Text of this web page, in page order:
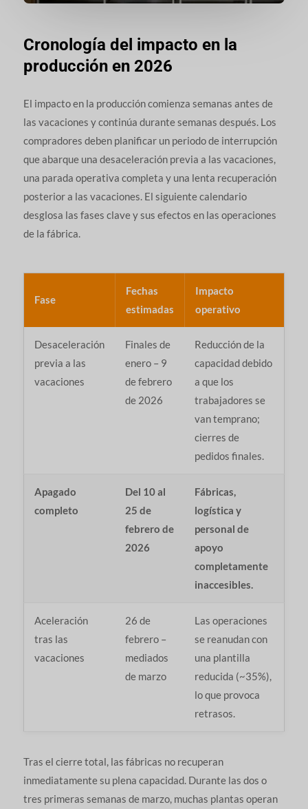
Cronología del impacto en la
producción en 2026
El impacto en la producción comienza semanas antes de
las vacaciones y continúa durante semanas después. Los
compradores deben planificar un periodo de interrupción
que abarque una desaceleración previa a las vacaciones,
una parada operativa completa y una lenta recuperación
posterior a las vacaciones. El siguiente calendario
desglosa las fases clave y sus efectos en las operaciones
de la fábrica.
Fase
Fechas
estimadas
Impacto
operativo
Desaceleración
previa a las
vacaciones
Finales de
enero – 9
de febrero
de 2026
Reducción de la
capacidad debido
a que los
trabajadores se
van temprano;
cierres de
pedidos finales.
Apagado
completo
Del 10 al
25 de
febrero de
2026
Fábricas,
logística y
personal de
apoyo
completamente
inaccesibles.
Aceleración
tras las
vacaciones
26 de
febrero –
mediados
de marzo
Las operaciones
se reanudan con
una plantilla
reducida (~35%),
lo que provoca
retrasos.
Tras el cierre total, las fábricas no recuperan
inmediatamente su plena capacidad. Durante las dos o
tres primeras semanas de marzo, muchas plantas operan